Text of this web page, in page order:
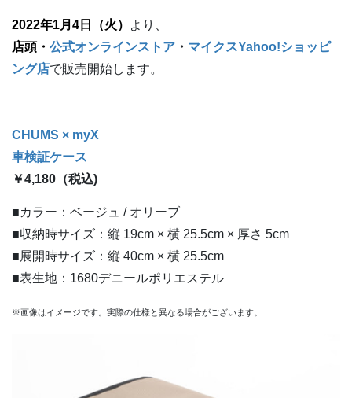
2022年1月4日（火）
より、
店頭・ 公式オンラインストア ・ マイクスYahoo!ショッピ
ング店で販売開始します。
CHUMS × myX
車検証ケース
￥4,180（税込)
■カラー：ベージュ / オリーブ
■収納時サイズ：縦 19cm × 横 25.5cm × 厚さ 5cm
■展開時サイズ：縦 40cm × 横 25.5cm
■表生地：1680デニールポリエステル
※画像はイメージです。実際の仕様と異なる場合がございます。